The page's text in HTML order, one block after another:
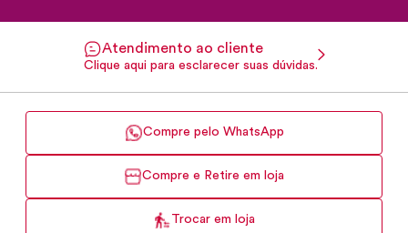
Atendimento ao cliente
Clique aqui para esclarecer suas dúvidas.
Compre pelo WhatsApp
Compre e Retire em loja
Trocar em loja